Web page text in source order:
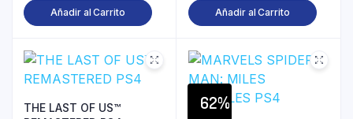
Añadir al Carrito Añadir al Carrito
THE LAST OF US™
62%